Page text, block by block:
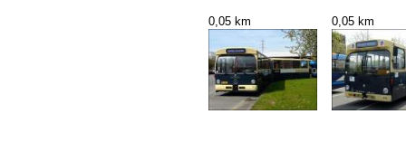
0,05 km 0,05 km